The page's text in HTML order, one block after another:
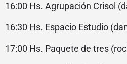
16:00 Hs. Agrupación Crisol
16:30 Hs. Espacio Estudio
17:00 Hs. Paquete de tres